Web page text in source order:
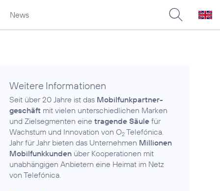
News
Weitere Informationen
Seit über 20 Jahre ist das Mobilfunkpartner­
geschäft mit vielen unterschiedlichen Marken
und Zielsegmenten einetragende Säule für
Wachstum und Innovation von O2 Telefónica.
Jahr für Jahr bieten das Unternehmen Millionen
Mobilfunkkunden über Kooperationen mit
unabhängigen Anbietern eine Heimat im Netz
von Telefónica.